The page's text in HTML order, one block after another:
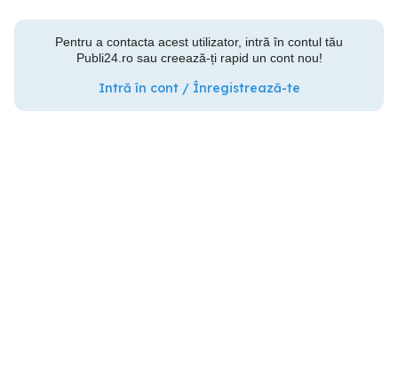
Pentru a contacta acest utilizator, intră în contul tău
Publi24.ro sau creează-ți rapid un cont nou!
Intră în cont / Înregistrează-te